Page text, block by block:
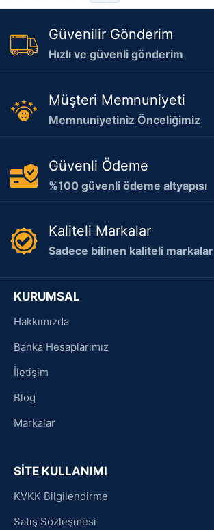
Güvenilir Gönderim
Hızlı ve güvenli gönderim
Müşteri Memnuniyeti
Memnuniyetiniz Önceliğimiz
Güvenli Ödeme
%100 güvenli ödeme altyapısı
Kaliteli Markalar
Sadece bilinen kaliteli markalar
KURUMSAL
Hakkımızda
Banka Hesaplarımız
İletişim
Blog
Markalar
SİTE KULLANIMI
KVKK Bilgilendirme
Satış Sözleşmesi